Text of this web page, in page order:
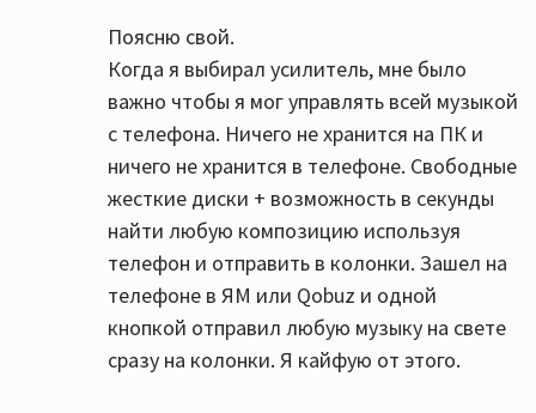
Поясню свой.
Когда я выбирал усилитель, мне было
важно чтобы я мог управлять всей музыкой
с телефона. Ничего не хранится на ПК и
ничего не хранится в телефоне. Свободные
жесткие диски + возможность в секунды
найти любую композицию используя
телефон и отправить в колонки. Зашел на
телефоне в ЯМ или Qobuz и одной
кнопкой отправил любую музыку на свете
сразу на колонки. Я кайфую от этого.